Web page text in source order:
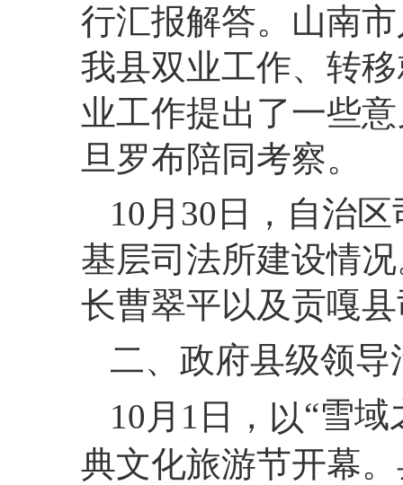
行汇报解答。山南
我县双业工作、转
业工作提出了一些
旦罗布陪同考察。
10月30日，自治
基层司法所建设情
长曹翠平以及贡嘎
二、政府县级领导
10月1日， 以“雪域
典文化旅游节开幕